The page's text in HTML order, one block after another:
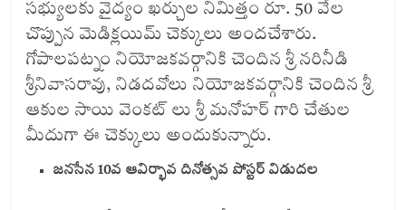
సభ్యులకు వైద్యం ఖర్చుల నిమిత్తం రూ. 50 వేల
చొప్పున మెడిక్లయిమ్ చెక్కులు అందచేశారు.
గోపాలపట్నం నియోజకవర్గానికి చెందిన శ్రీ నరినీడి
శ్రీనివాసరావు, నిడదవోలు నియోజకవర్గానికి చెందిన శ్రీ
ఆకుల సాయి వెంకట్ లు శ్రీ మనోహర్ గారి చేతుల
మీదుగా ఈ చెక్కులు అందుకున్నారు.
జనసేన 10వ ఆవిర్భావ దినోత్సవ పోస్టర్ విడుదల